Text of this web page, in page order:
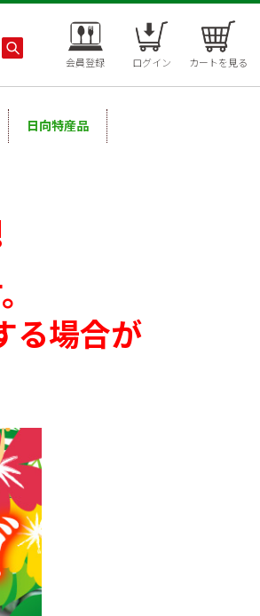
会員登録 ログイン カートを見る
日向特産品
る場合が